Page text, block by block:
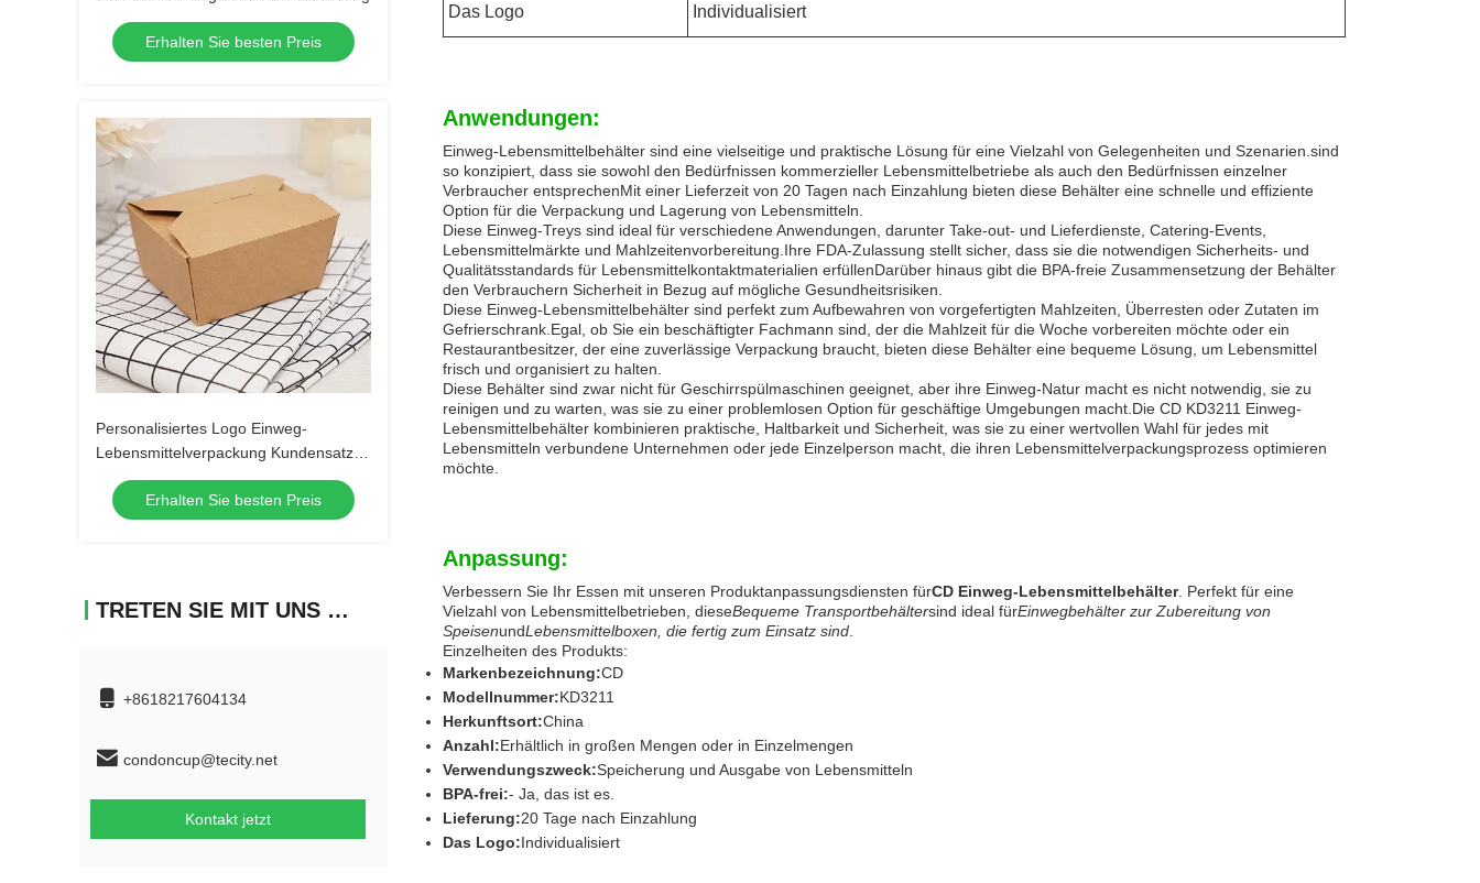
Erhalten Sie besten Preis
Personalisiertes Logo Einweg-
Lebensmittelverpackung Kundensatz
Annahme effizient
Erhalten Sie besten Preis
TRETEN SIE MIT UNS IN VERBINDUNG
+8618217604134
condoncup@tecity.net
Kontakt jetzt
Das Logo Individualisiert
Anwendungen:
Einweg-Lebensmittelbehälter sind eine vielseitige und praktische Lösung für eine Vielzahl von Gelegenheiten und Szenarien.sind
so konzipiert, dass sie sowohl den Bedürfnissen kommerzieller Lebensmittelbetriebe als auch den Bedürfnissen einzelner
Verbraucher entsprechenMit einer Lieferzeit von 20 Tagen nach Einzahlung bieten diese Behälter eine schnelle und effiziente
Option für die Verpackung und Lagerung von Lebensmitteln.
Diese Einweg-Treys sind ideal für verschiedene Anwendungen, darunter Take-out- und Lieferdienste, Catering-Events,
Lebensmittelmärkte und Mahlzeitenvorbereitung.Ihre FDA-Zulassung stellt sicher, dass sie die notwendigen Sicherheits- und
Qualitätsstandards für Lebensmittelkontaktmaterialien erfüllenDarüber hinaus gibt die BPA-freie Zusammensetzung der Behälter
den Verbrauchern Sicherheit in Bezug auf mögliche Gesundheitsrisiken.
Diese Einweg-Lebensmittelbehälter sind perfekt zum Aufbewahren von vorgefertigten Mahlzeiten, Überresten oder Zutaten im
Gefrierschrank.Egal, ob Sie ein beschäftigter Fachmann sind, der die Mahlzeit für die Woche vorbereiten möchte oder ein
Restaurantbesitzer, der eine zuverlässige Verpackung braucht, bieten diese Behälter eine bequeme Lösung, um Lebensmittel
frisch und organisiert zu halten.
Diese Behälter sind zwar nicht für Geschirrspülmaschinen geeignet, aber ihre Einweg-Natur macht es nicht notwendig, sie zu
reinigen und zu warten, was sie zu einer problemlosen Option für geschäftige Umgebungen macht.Die CD KD3211 Einweg-
Lebensmittelbehälter kombinieren praktische, Haltbarkeit und Sicherheit, was sie zu einer wertvollen Wahl für jedes mit
Lebensmitteln verbundene Unternehmen oder jede Einzelperson macht, die ihren Lebensmittelverpackungsprozess optimieren
möchte.
Anpassung:
Verbessern Sie Ihr Essen mit unseren Produktanpassungsdiensten fürCD Einweg-Lebensmittelbehälter. Perfekt für eine
Vielzahl von Lebensmittelbetrieben, dieseBequeme Transportbehältersind ideal fürEinwegbehälter zur Zubereitung von
SpeisenundLebensmittelboxen, die fertig zum Einsatz sind
Einzelheiten des Produkts:
Markenbezeichnung:CD
Modellnummer:KD3211
Herkunftsort:China
Anzahl:Erhältlich in großen Mengen oder in Einzelmengen
Verwendungszweck:Speicherung und Ausgabe von Lebensmitteln
BPA-frei:- Ja, das ist es.
Lieferung:20 Tage nach Einzahlung
Das Logo:Individualisiert